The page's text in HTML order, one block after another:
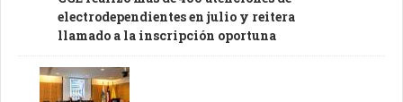
electrodependientes en julio y reitera
llamado a la inscripción oportuna